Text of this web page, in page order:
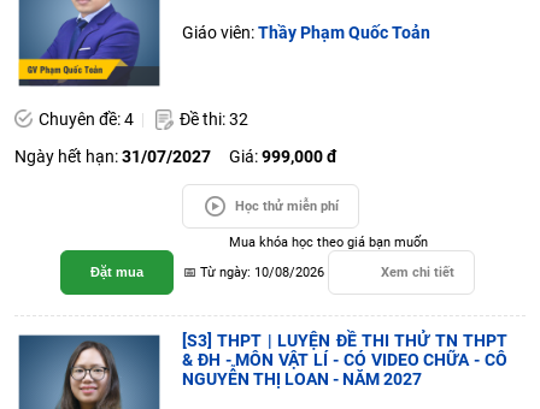
Giáo viên:Thầy Phạm Quốc Toản
Chuyên đề: 4
Đề thi: 32
Ngày hết hạn:31/07/2027 Giá:999,000 đ
Học thử miễn phí
Đặt mua
Mua khóa học theo giá bạn muốn
📅 Từ ngày: 10/08/2026
Xem chi tiết
[S3] THPT | LUYỆN ĐỀ THI THỬ TN THPT
& ĐH - MÔN VẬT LÍ - CÓ VIDEO CHỮA - CÔ
NGUYỄN THỊ LOAN - NĂM 2027